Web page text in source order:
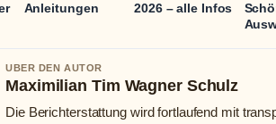
Anleitungen
2026 – alle Infos
UBER DEN AUTOR
Maximilian Tim Wagner Schulz
Die Berichterstattung wird fortlaufend mit